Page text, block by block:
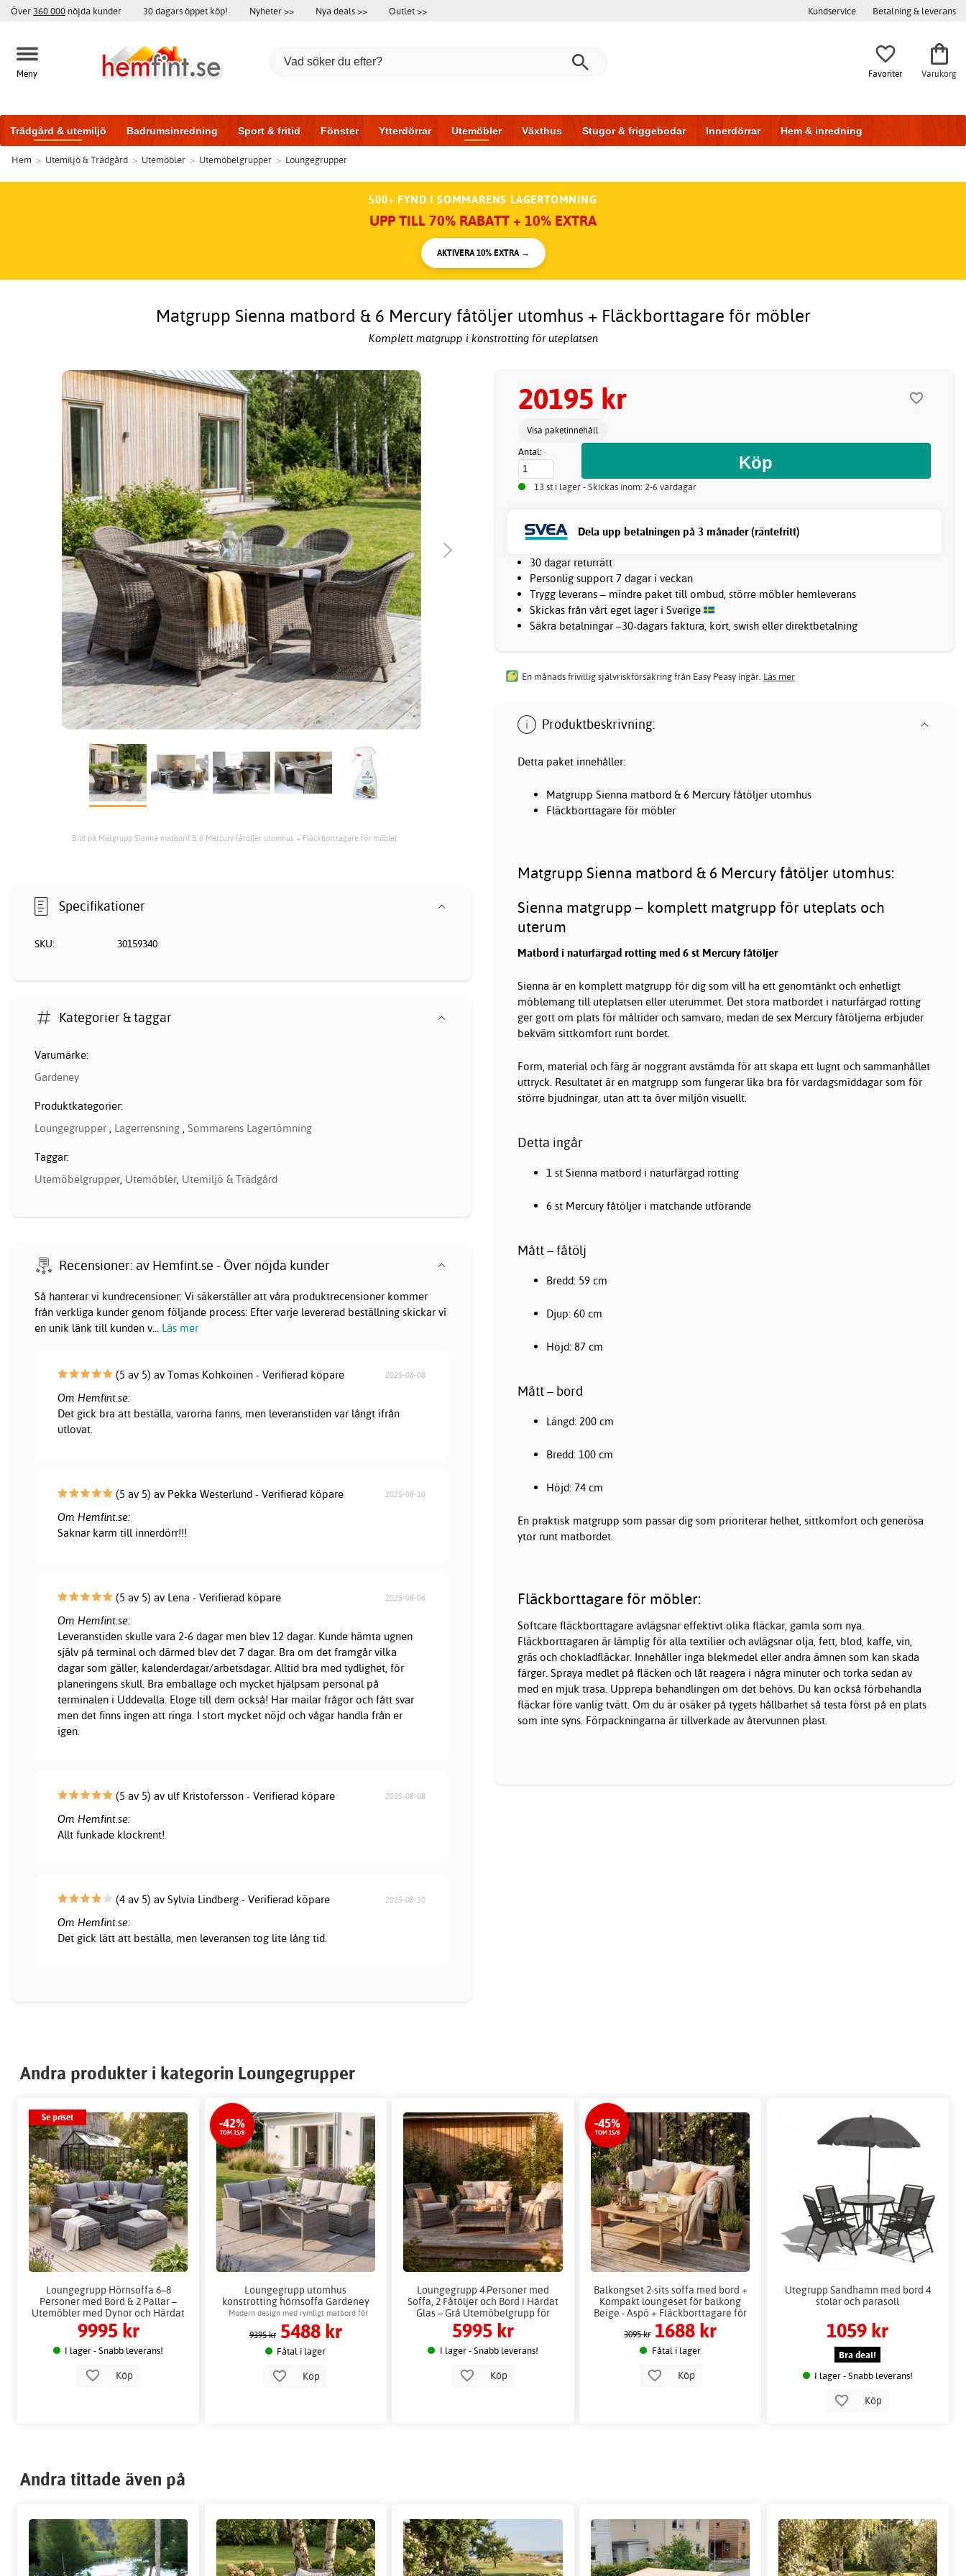
Över 360 000 nöjda kunder 30 dagars öppet köp! Nyheter >> Nya deals >> Outlet >> Kundservice Betalning & leverans
Meny Favoriter Varukorg
Trädgård & utemiljö Badrumsinredning Sport & fritid Fönster Ytterdörrar Utemöbler Växthus Stugor & friggebodar Innerdörrar Hem & inredning
Badrumsmöbler Träningsutrustning Garageportar Bil & garage
Hem > Utemiljö & Trädgård > Utemöbler > Utemöbelgrupper > Loungegrupper
500+ FYND I SOMMARENS LAGERTÖMNING
UPP TILL 70% RABATT + 10% EXTRA
AKTIVERA 10% EXTRA →
Matgrupp Sienna matbord & 6 Mercury fåtöljer utomhus + Fläckborttagare för möbler
Komplett matgrupp i konstrotting för uteplatsen
Bild på Matgrupp Sienna matbord & 6 Mercury fåtöljer utomhus + Fläckborttagare för möbler
20195 kr
Visa paketinnehåll
Antal:
13 st i lager - Skickas inom: 2-6 vardagar
Dela upp betalningen på 3 månader (räntefritt)
30 dagar returrätt
Personlig support 7 dagar i veckan
Trygg leverans – mindre paket till ombud, större möbler hemleverans
Skickas från vårt eget lager i Sverige
Säkra betalningar –30-dagars faktura, kort, swish eller direktbetalning
En månads frivillig självriskförsäkring från Easy Peasy ingår. Läs mer
Produktbeskrivning:
Detta paket innehåller:
Matgrupp Sienna matbord & 6 Mercury fåtöljer utomhus
Fläckborttagare för möbler
Matgrupp Sienna matbord & 6 Mercury fåtöljer utomhus:
Sienna matgrupp – komplett matgrupp för uteplats och
uterum
Matbord i naturfärgad rotting med 6 st Mercury fåtöljer
Sienna är en komplett matgrupp för dig som vill ha ett genomtänkt och enhetligt
möblemang till uteplatsen eller uterummet. Det stora matbordet i naturfärgad rotting
ger gott om plats för måltider och samvaro, medan de sex Mercury fåtöljerna erbjuder
bekväm sittkomfort runt bordet.
Form, material och färg är noggrant avstämda för att skapa ett lugnt och sammanhållet
uttryck. Resultatet är en matgrupp som fungerar lika bra för vardagsmiddagar som för
större bjudningar, utan att ta över miljön visuellt.
Detta ingår
1 st Sienna matbord i naturfärgad rotting
6 st Mercury fåtöljer i matchande utförande
Mått – fåtölj
Bredd: 59 cm
Djup: 60 cm
Höjd: 87 cm
Mått – bord
Längd: 200 cm
Bredd: 100 cm
Höjd: 74 cm
En praktisk matgrupp som passar dig som prioriterar helhet, sittkomfort och generösa
ytor runt matbordet.
Fläckborttagare för möbler:
Softcare fläckborttagare avlägsnar effektivt olika fläckar, gamla som nya.
Fläckborttagaren är lämplig för alla textilier och avlägsnar olja, fett, blod, kaffe, vin,
gräs och chokladfläckar. Innehåller inga blekmedel eller andra ämnen som kan skada
färger. Spraya medlet på fläcken och låt reagera i några minuter och torka sedan av
med en mjuk trasa. Upprepa behandlingen om det behövs. Du kan också förbehandla
fläckar före vanlig tvätt. Om du är osäker på tygets hållbarhet så testa först på en plats
som inte syns. Förpackningarna är tillverkade av återvunnen plast.
Specifikationer
SKU: 30159340
Kategorier & taggar
Varumärke:
Gardeney
Produktkategorier:
Loungegrupper , Lagerrensning , Sommarens Lagertömning
Taggar:
Utemöbelgrupper, Utemöbler, Utemiljö & Trädgård
Recensioner: av Hemfint.se - Över nöjda kunder
Så hanterar vi kundrecensioner: Vi säkerställer att våra produktrecensioner kommer
från verkliga kunder genom följande process: Efter varje levererad beställning skickar vi
en unik länk till kunden v... Läs mer
(5 av 5) av Tomas Kohkoinen - Verifierad köpare 2025-08-08
Om Hemfint.se:
Det gick bra att beställa, varorna fanns, men leveranstiden var långt ifrån
utlovat.
(5 av 5) av Pekka Westerlund - Verifierad köpare 2025-08-10
Om Hemfint.se:
Saknar karm till innerdörr!!!
(5 av 5) av Lena - Verifierad köpare 2025-08-06
Om Hemfint.se:
Leveranstiden skulle vara 2-6 dagar men blev 12 dagar. Kunde hämta ugnen
själv på terminal och därmed blev det 7 dagar. Bra om det framgår vilka
dagar som gäller, kalenderdagar/arbetsdagar. Alltid bra med tydlighet, för
planeringens skull. Bra emballage och mycket hjälpsam personal på
terminalen i Uddevalla. Eloge till dem också! Har mailar frågor och fått svar
men det finns ingen att ringa. I stort mycket nöjd och vågar handla från er
igen.
(5 av 5) av ulf Kristofersson - Verifierad köpare 2025-08-08
Om Hemfint.se:
Allt funkade klockrent!
(4 av 5) av Sylvia Lindberg - Verifierad köpare 2025-08-10
Om Hemfint.se:
Det gick lätt att beställa, men leveransen tog lite lång tid.
Andra produkter i kategorin Loungegrupper
Se priset
Loungegrupp Hörnsoffa 6–8
Personer med Bord & 2 Pallar –
Utemöbler med Dynor och Härdat
Glas
9995 kr
I lager - Snabb leverans!
Köp
-42%
TOM 15/8
Loungegrupp utomhus
konstrotting hörnsoffa Gardeney
Moreno + Möbelvård
Modern design med rymligt matbord för
familjen
9395 kr 5488 kr
Fåtal i lager
Köp
Loungegrupp 4 Personer med
Soffa, 2 Fåtöljer och Bord i Härdat
Glas – Grå Utemöbelgrupp för
Altan & Uteplats
5995 kr
I lager - Snabb leverans!
Köp
-45%
TOM 15/8
Balkongset 2-sits soffa med bord +
Kompakt loungeset för balkong
Beige - Aspö + Fläckborttagare för
möbler
3095 kr 1688 kr
Fåtal i lager
Köp
Utegrupp Sandhamn med bord 4
stolar och parasoll
1059 kr
Bra deal!
I lager - Snabb leverans!
Köp
Andra tittade även på